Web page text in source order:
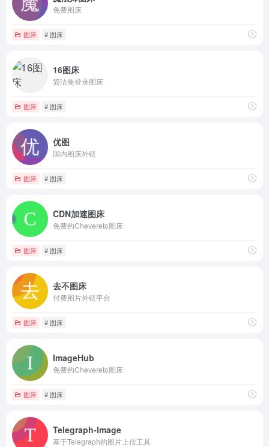
免费图床
图床 # 图床
16图床
简洁免登录图床
图床 # 图床
优图
国内图床外链
图床 # 图床
CDN加速图床
免费的Chevereto图床
图床 # 图床
去不图床
付费图片外链平台
图床 # 图床
ImageHub
免费的Chevereto图床
图床 # 图床
Telegraph-Image
基于Telegraph的图片上传工具